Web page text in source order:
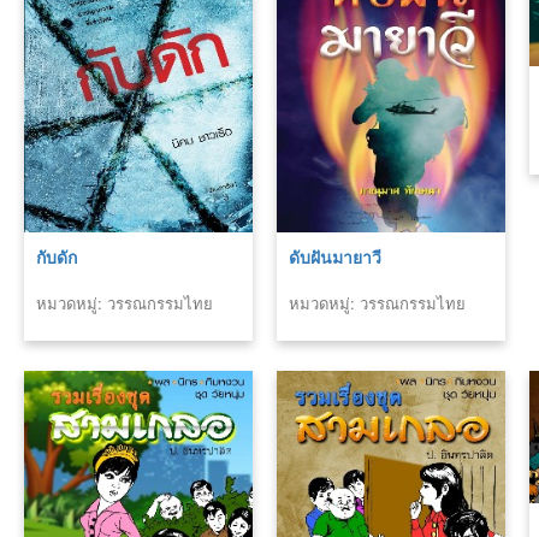
กับดัก
หมวดหมู่: วรรณกรรมไทย
ดับฝันมายาวี
หมวดหมู่: วรรณกรรมไทย